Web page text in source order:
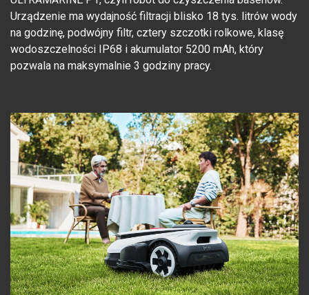
Urządzenie ma wydajność filtracji blisko 18 tys. litrów wody
na godzinę, podwójny filtr, cztery szczotki rolkowe, klasę
wodoszczelności IP68 i akumulator 5200 mAh, który
pozwala na maksymalnie 3 godziny pracy.